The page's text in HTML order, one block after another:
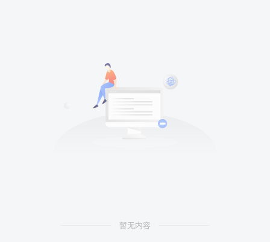
暂无内容